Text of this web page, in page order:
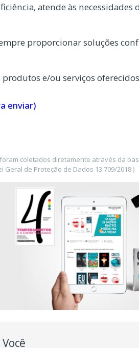
atende às necessidades
proporcionar soluções
e/ou serviços
enviar)
coletados diretamente através da
de Proteção de Dados 13.709/2018 )